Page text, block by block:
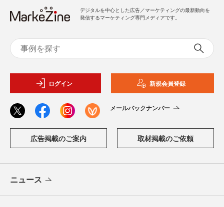
デジタルを中心とした広告／マーケティングの最新動向を
発信するマーケティング専門メディアです。
ログイン 新規会員登録
メールバックナンバー
広告掲載のご案内 取材掲載のご依頼
ニュース